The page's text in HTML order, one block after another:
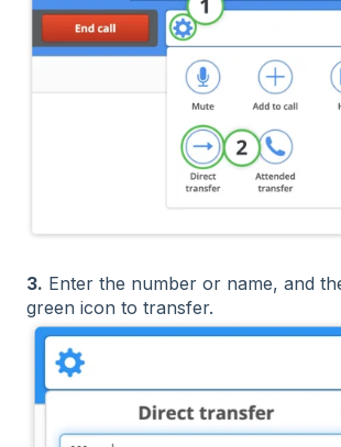
3. Enter the number or name, and
green icon to transfer.